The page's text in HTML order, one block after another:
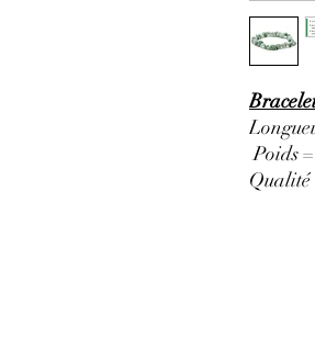
Poids
Qualité